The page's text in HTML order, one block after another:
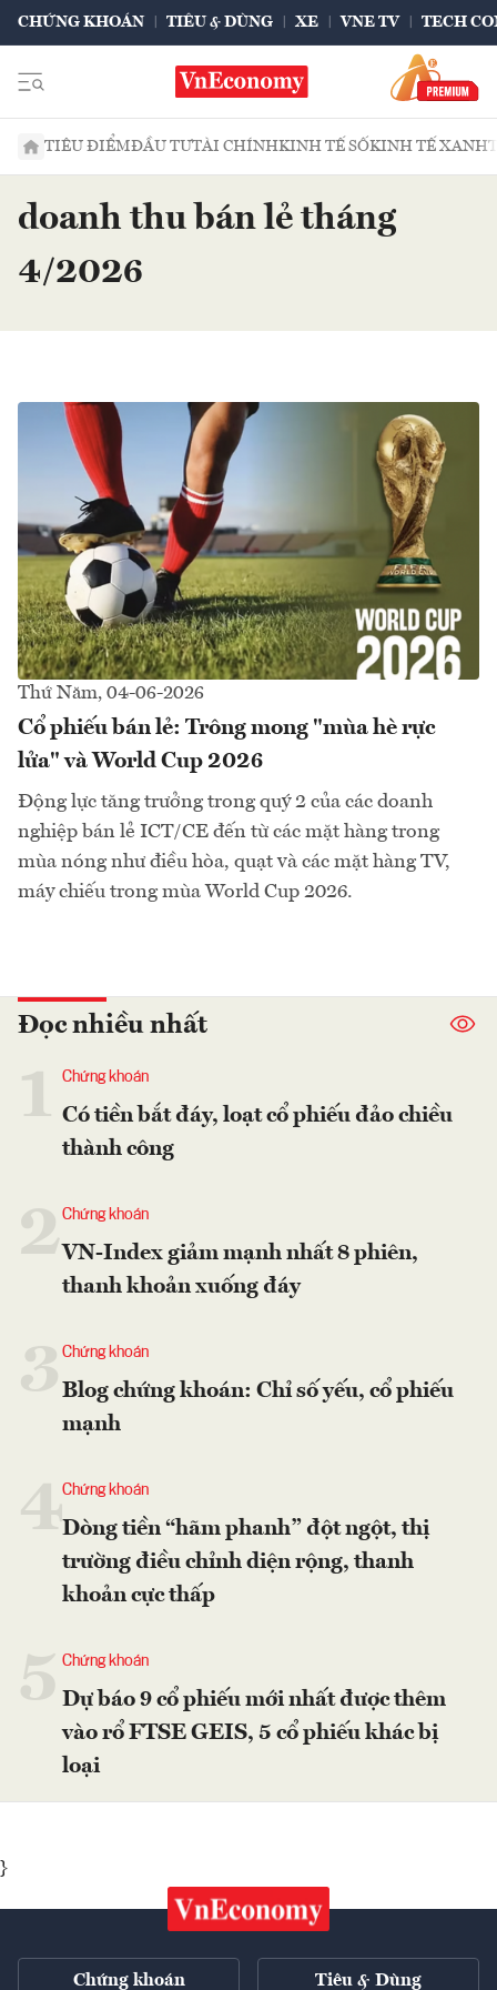
CHỨNG KHOÁN TIÊU & DÙNG XE VNE TV TECH
TIÊU ĐIỂMĐẦU TƯTÀI CHÍNHKINH TẾ SỐKINH TẾ XANH
doanh thu bán lẻ tháng
4/2026
Thứ Năm, 04-06-2026
Cổ phiếu bán lẻ: Trông mong "mùa hè rực
lửa" và World Cup 2026
Động lực tăng trưởng trong quý 2 của các doanh
nghiệp bán lẻ ICT/CE đến từ các mặt hàng trong
mùa nóng như điều hòa, quạt và các mặt hàng TV,
máy chiếu trong mùa World Cup 2026.
Đọc nhiều nhất
Chứng khoán
Có tiền bắt đáy, loạt cổ phiếu đảo chiều
thành công
2Chứng khoán
VN-Index giảm mạnh nhất 8 phiên,
thanh khoản xuống đáy
Chứng khoán
Blog chứng khoán: Chỉ số yếu, cổ phiếu
mạnh
4Chứng khoán
Dòng tiền “hãm phanh” đột ngột, thị
trường điều chỉnh diện rộng, thanh
khoản cực thấp
Chứng khoán
Dự báo 9 cổ phiếu mới nhất được thêm
vào rổ FTSE GEIS, 5 cổ phiếu khác bị
loại
}
Chứng khoán Tiêu & Dùng